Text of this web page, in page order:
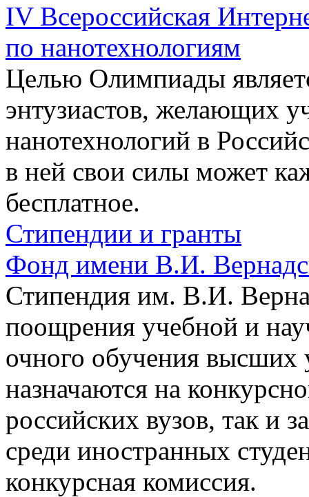
IV Всероссийская
по нанотехнологиям
Целью Олимпиады
энтузиастов, желающих
нанотехнологий в
в ней свои силы может
бесплатное.
Стипендии и гранты
Фонд имени В.И.
Стипендия им. В.И.
поощрения учебной и
очного обучения высших
назначаются на
российских вузов, так и
среди иностранных
конкурсная комиссия.